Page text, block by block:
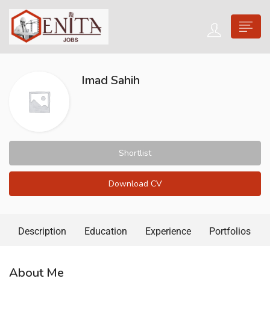
Imad Sahih
Shortlist
Download CV
Description Education Experience Portfolios
About Me